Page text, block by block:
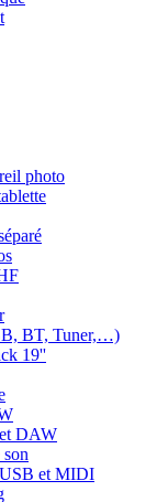
photo
BT, Tuner,…)
19''
DAW
et MIDI